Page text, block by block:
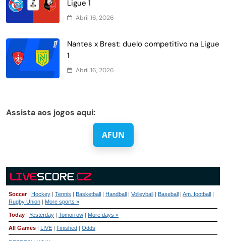
Ligue 1
Abril 16, 2026
Nantes x Brest: duelo competitivo na Ligue
1
Abril 16, 2026
Assista aos jogos aqui:
AFUN